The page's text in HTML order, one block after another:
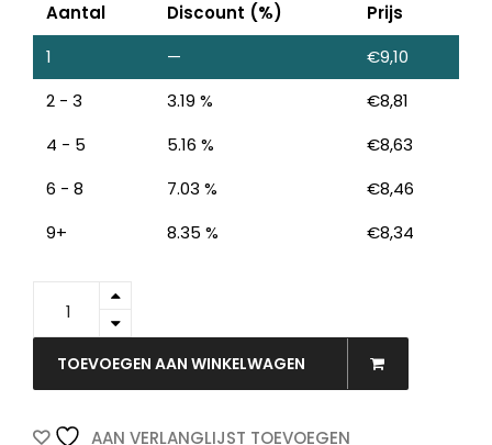
Aantal Discount (%)
Prijs
1
— €9,10
2 - 3
3.19 % €8,81
4 - 5
5.16 % €8,63
6 - 8
7.03 % €8,46
9+
8.35 % €8,34
00000-
00
TESA
incl.
TOEVOEGEN AAN WINKELWAGEN
AAN VERLANGLIJST TOEVOEGEN